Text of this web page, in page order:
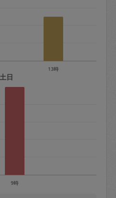
設定について：
間）の金額とスポット
13時
土日
9時